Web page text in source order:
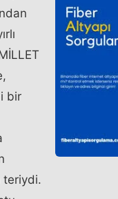
bir
teriydi.